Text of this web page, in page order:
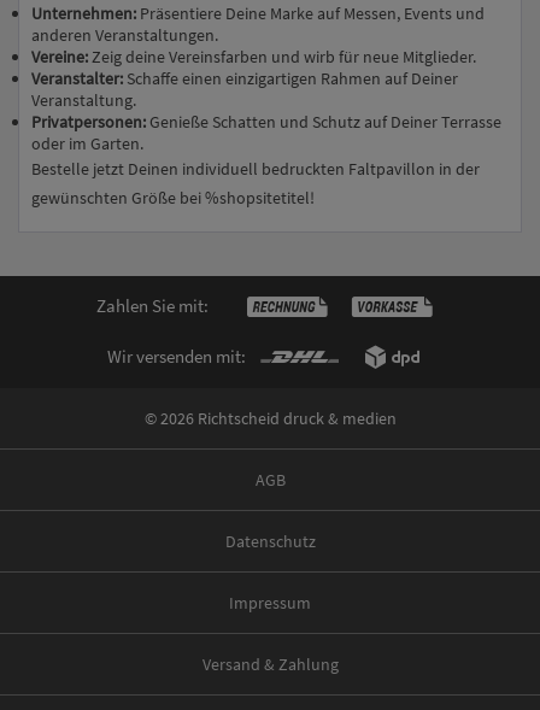
Unternehmen: Präsentiere Deine Marke auf Messen, Events und
anderen Veranstaltungen.
Vereine: Zeig deine Vereinsfarben und wirb für neue Mitglieder.
Veranstalter: Schaffe einen einzigartigen Rahmen auf Deiner
Veranstaltung.
Privatpersonen: Genieße Schatten und Schutz auf Deiner Terrasse
oder im Garten.
Bestelle jetzt Deinen individuell bedruckten Faltpavillon in der
gewünschten Größe bei %shopsitetitel!
Zahlen Sie mit:
Wir versenden mit:
© 2026 Richtscheid druck & medien
AGB
Datenschutz
Impressum
Versand & Zahlung